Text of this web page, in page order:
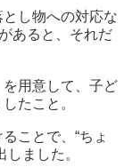
し物への対応な
あると、それだ
用意して、子ど
たこと。
ことで、“ちょ
ました。